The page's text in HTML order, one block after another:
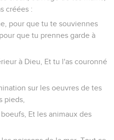
créées :
pour que tu te souviennes
que tu prennes garde à
à Dieu, Et tu l'as couronné
sur les oeuvres de tes
pieds,
Et les animaux des